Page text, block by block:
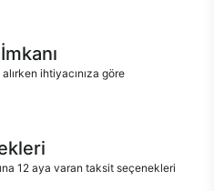
ihtiyacınıza göre
12 aya varan taksit seçenekleri